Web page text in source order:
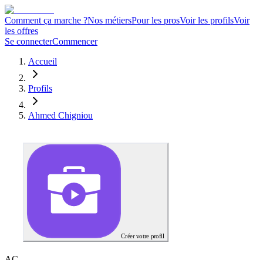
Comment ça marche ?Nos métiersPour les prosVoir les profilsVoir
les offres
Se connecterCommencer
Accueil
Profils
Ahmed Chigniou
Créer votre profil